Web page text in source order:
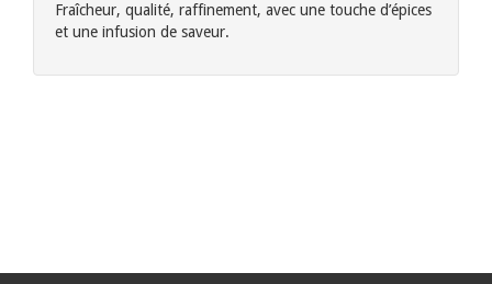
Fraîcheur, qualité, raffinement, avec une touche d’épices
et une infusion de saveur.